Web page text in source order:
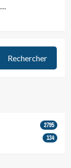
2795
134